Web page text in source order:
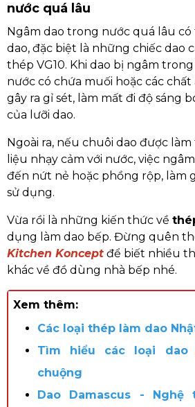
nước quá lâu
Ngâm dao trong nước quá lâu có
dao, đặc biệt là những chiếc dao
thép VG10. Khi dao bị ngâm
nước có chứa muối hoặc các
gây ra gỉ sét, làm mất đi độ sáng
của lưỡi dao.
Ngoài ra, nếu chuôi dao được
liệu nhạy cảm với nước, việc
đến nứt nẻ hoặc phồng rộp, làm
sử dụng.
Vừa rồi là những kiến thức về
dụng làm dao bếp. Đừng quên
Kitchen Koncept để biết nhiều
khác về đồ dùng nhà bếp nhé.
Xem thêm:
Các loại thép làm dao
Tìm hiểu các loại dao
chuộng
Dao Damascus - Nghệ